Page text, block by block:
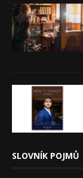
SLOVNÍK POJMŮ